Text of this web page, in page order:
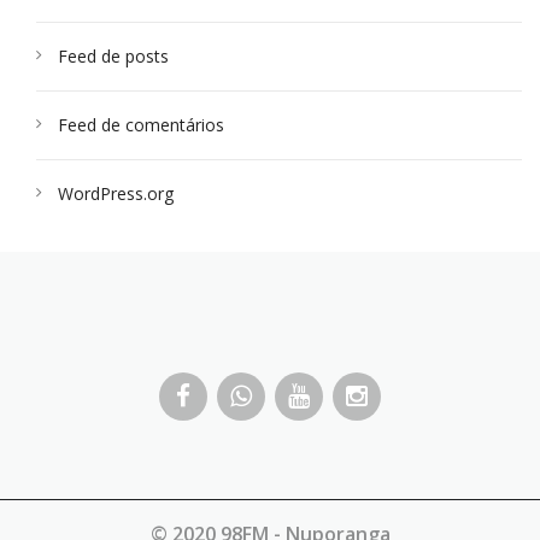
Feed de posts
Feed de comentários
WordPress.org
© 2020 98FM - Nuporanga